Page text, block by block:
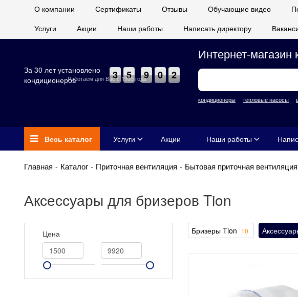
О компании Сертификаты Отзывы Обучающие видео
Услуги
Акции Наши работы Написать директору
Работаем для Вас с 1995 года
За 30 лет установлено
кондиционеров
3 5 9 0 2
Интернет-магазин
кондиционеры тепловые насосы
Весь каталог Услуги Акции Наши работы
Главная Каталог Приточная вентиляция Бытовая приточная вентиляция
Аксессуары для бризеров Tion
Бризеры Tion 10
Цена